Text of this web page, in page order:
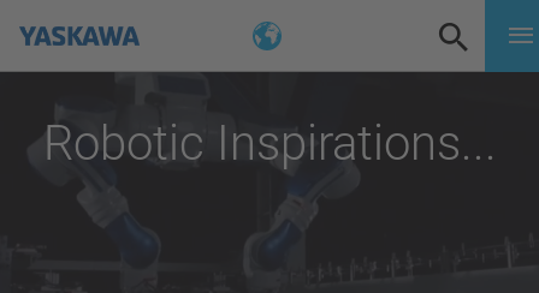
Robotic Inspirations...